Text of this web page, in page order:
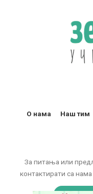
За питања или
контактирати са
О нама Наш тим